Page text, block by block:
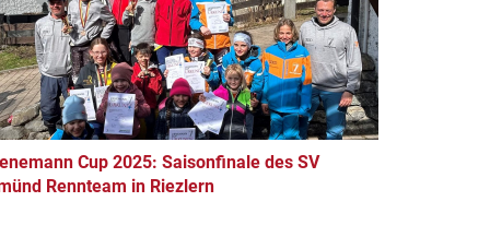
Cup 2025: Saisonfinale des SV
Rennteam in Riezlern